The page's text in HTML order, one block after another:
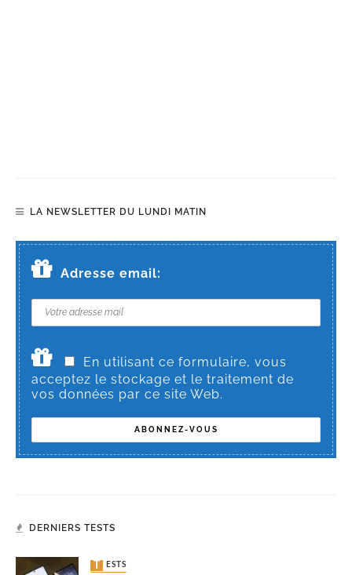
LA NEWSLETTER DU LUNDI MATIN
Adresse email:
En utilisant ce formulaire, vous
acceptez le stockage et le traitement de
vos données par ce site Web.
DERNIERS TESTS
TESTS